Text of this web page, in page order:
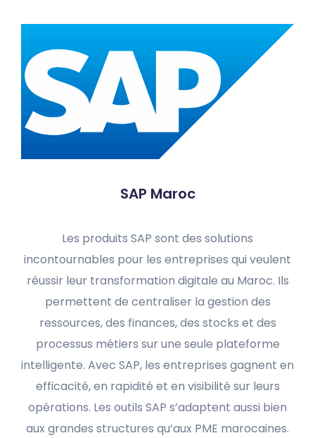
SAP Maroc
Les produits SAP sont des solutions
incontournables pour les entreprises qui veulent
réussir leur transformation digitale au Maroc. Ils
permettent de centraliser la gestion des
ressources, des finances, des stocks et des
processus métiers sur une seule plateforme
intelligente. Avec SAP, les entreprises gagnent en
efficacité, en rapidité et en visibilité sur leurs
opérations. Les outils SAP s’adaptent aussi bien
aux grandes structures qu’aux PME marocaines.